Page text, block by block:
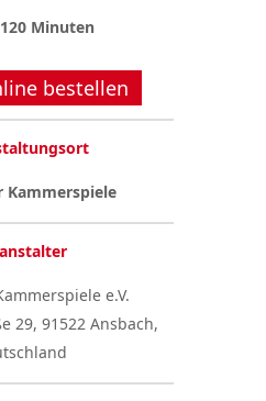
Minuten
bestellen
Kammerspiele
e.V.
29, 91522 Ansbach,